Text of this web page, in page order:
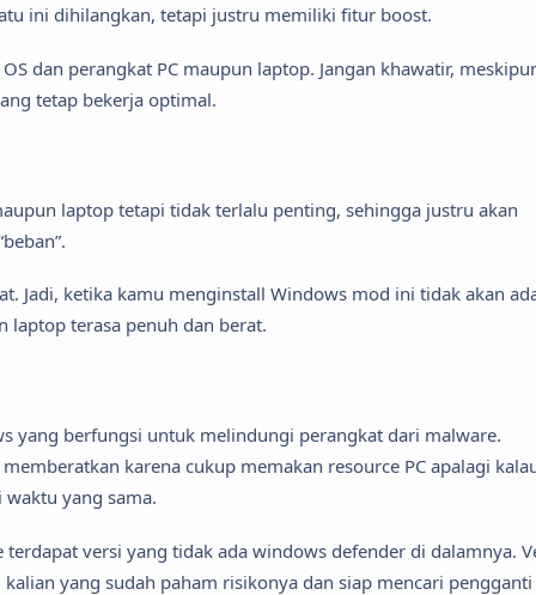
ini dihilangkan, tetapi justru memiliki fitur boost.
dan perangkat PC maupun laptop. Jangan khawatir,
tetap bekerja optimal.
laptop tetapi tidak terlalu penting, sehingga justru akan
Jadi, ketika kamu menginstall Windows mod ini tidak akan
laptop terasa penuh dan berat.
yang berfungsi untuk melindungi perangkat dari malware.
karena cukup memakan resource PC apalagi
yang sama.
versi yang tidak ada windows defender di dalamnya.
yang sudah paham risikonya dan siap mencari pengganti